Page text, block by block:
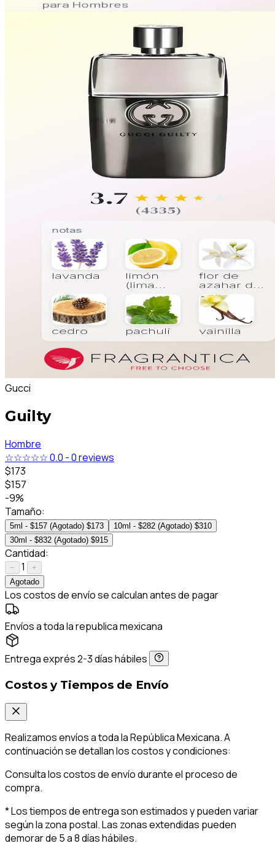
Gucci
Guilty
Hombre
☆☆☆☆☆0.0 -0 reviews
$173
$157
-9%
Tamaño:
5ml - $157 (Agotado) $173 10ml - $282 (Agotado) $310
30ml - $832 (Agotado) $915
Cantidad:
− 1
+
Agotado
Los costos de envío se calculan antes de pagar
Envíos a toda la republica mexicana
Entrega exprés 2-3 días hábiles
Costos y Tiempos de Envío
Realizamos envíos a toda la República Mexicana. A
continuación se detallan los costos y condiciones:
Consulta los costos de envío durante el proceso de
compra.
* Los tiempos de entrega son estimados y pueden variar
según la zona postal. Las zonas extendidas pueden
demorar de 5 a 8 días hábiles.